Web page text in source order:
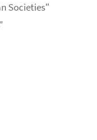
Societies"